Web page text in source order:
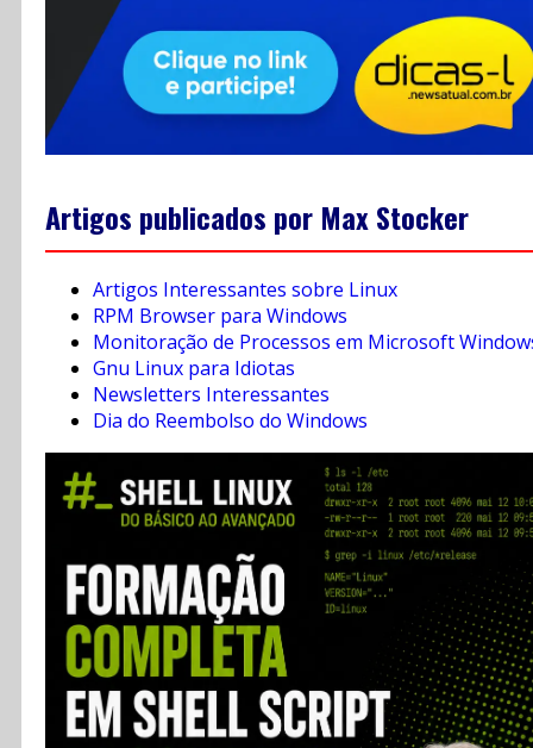
RSS
Artigos publicados por Max Stocker
Artigos Interessantes sobre Linux
RPM Browser para Windows
Monitoração de Processos em Microsoft
Gnu Linux para Idiotas
Newsletters Interessantes
Dia do Reembolso do Windows